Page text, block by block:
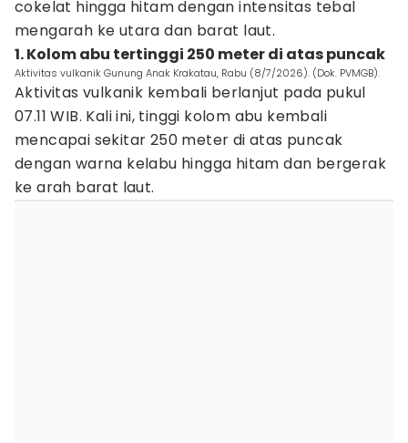
cokelat hingga hitam dengan intensitas tebal
mengarah ke utara dan barat laut.
1. Kolom abu tertinggi 250 meter di atas puncak
Aktivitas vulkanik Gunung Anak Krakatau, Rabu (8/7/2026). (Dok. PVMGB).
Aktivitas vulkanik kembali berlanjut pada pukul
07.11 WIB. Kali ini, tinggi kolom abu kembali
mencapai sekitar 250 meter di atas puncak
dengan warna kelabu hingga hitam dan bergerak
ke arah barat laut.